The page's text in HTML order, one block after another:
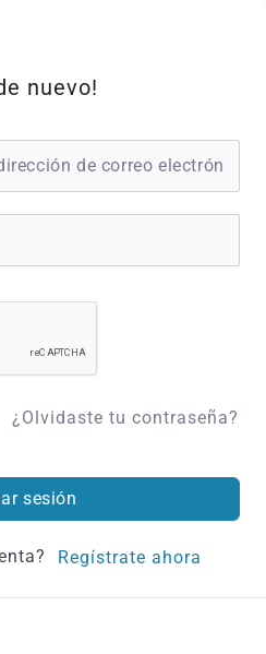
nuevo!
¿Olvidaste tu contraseña?
sesión
Regístrate ahora